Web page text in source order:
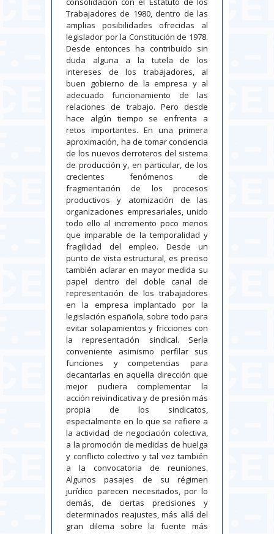
Trabajadores de 1980, dentro de las
amplias posibilidades ofrecidas al
legislador por la Constitución de 1978.
Desde entonces ha contribuido sin
duda alguna a la tutela de los
intereses de los trabajadores, al
buen gobierno de la empresa y al
adecuado funcionamiento de las
relaciones de trabajo. Pero desde
hace algún tiempo se enfrenta a
retos importantes. En una primera
aproximación, ha de tomar conciencia
de los nuevos derroteros del sistema
de producción y, en particular, de los
crecientes fenómenos de
fragmentación de los procesos
productivos y atomización de las
organizaciones empresariales, unido
todo ello al incremento poco menos
que imparable de la temporalidad y
fragilidad del empleo. Desde un
punto de vista estructural, es preciso
también aclarar en mayor medida su
papel dentro del doble canal de
representación de los trabajadores
en la empresa implantado por la
legislación española, sobre todo para
evitar solapamientos y fricciones con
la representación sindical. Sería
conveniente asimismo perfilar sus
funciones y competencias para
decantarlas en aquella dirección que
mejor pudiera complementar la
acción reivindicativa y de presión más
propia de los sindicatos,
especialmente en lo que se refiere a
la actividad de negociación colectiva,
a la promoción de medidas de huelga
y conflicto colectivo y tal vez también
a la convocatoria de reuniones.
Algunos pasajes de su régimen
jurídico parecen necesitados, por lo
demás, de ciertas precisiones y
determinados reajustes, más allá del
gran dilema sobre la fuente más